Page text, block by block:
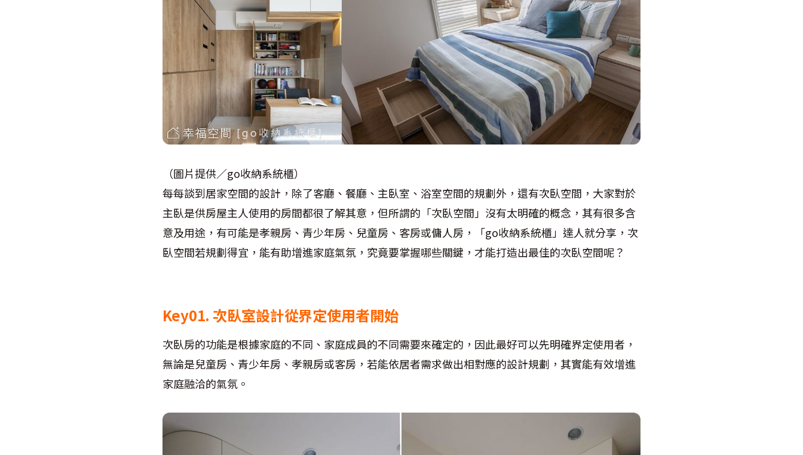
（圖片提供／go收納系統櫃）
每每談到居家空間的設計，除了客廳、餐廳、主臥室、浴室空間的規劃外，還有次臥空間，大家對於
主臥是供房屋主人使用的房間都很了解其意，但所謂的「次臥空間」沒有太明確的概念，其有很多含
意及用途，有可能是孝親房、青少年房、兒童房、客房或傭人房，「go收納系統櫃」達人就分享，次
臥空間若規劃得宜，能有助增進家庭氣氛，究竟要掌握哪些關鍵，才能打造出最佳的次臥空間呢？
Key01. 次臥室設計從界定使用者開始
次臥房的功能是根據家庭的不同、家庭成員的不同需要來確定的，因此最好可以先明確界定使用者，
無論是兒童房、青少年房、孝親房或客房，若能依居者需求做出相對應的設計規劃，其實能有效增進
家庭融洽的氣氛。